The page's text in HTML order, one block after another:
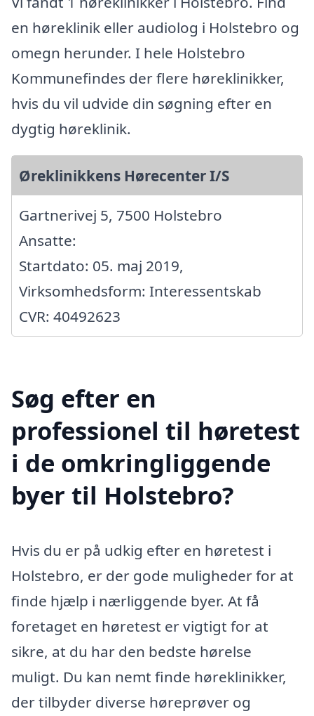
en høreklinik eller audiolog i Holstebro og
omegn herunder. I hele Holstebro
Kommunefindes der flere høreklinikker,
hvis du vil udvide din søgning efter en
dygtig høreklinik.
Øreklinikkens Hørecenter I/S
Gartnerivej 5, 7500 Holstebro
Ansatte:
Startdato: 05. maj 2019,
Virksomhedsform: Interessentskab
CVR: 40492623
Søg efter en
professionel til høretest
i de omkringliggende
byer til Holstebro?
Hvis du er på udkig efter en høretest i
Holstebro, er der gode muligheder for at
finde hjælp i nærliggende byer. At få
foretaget en høretest er vigtigt for at
sikre, at du har den bedste hørelse
muligt. Du kan nemt finde høreklinikker,
der tilbyder diverse høreprøver og